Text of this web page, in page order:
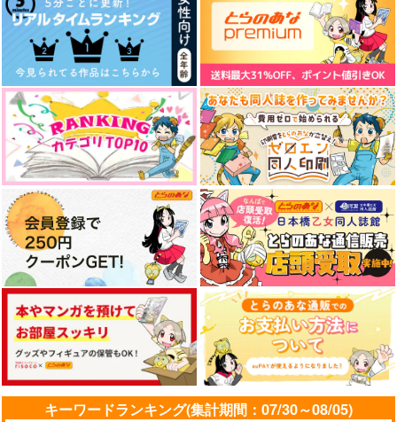
或る森の物語3
84
715円（税込）
陸奥守吉行×肥前忠広
サンプル
作品詳細
本丸日々草
阿修羅の如く
707円（税込）
陸奥守吉行×肥前忠広
サンプル
作品詳細
〈土佐弁辞典〉こじゃ
んと増量 土佐弁いろ
いろかいろ
版況乱
1,257円（税込）
陸奥守吉行
サンプル
作品詳細
キーワードランキング(集計期間：07/30～08/05)